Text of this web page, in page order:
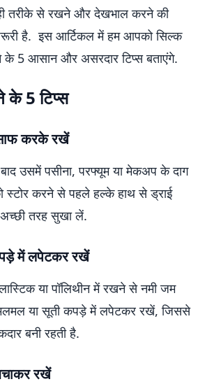
तरीके से रखने और देखभाल करने की
है. इस आर्टिकल में हम आपको सिल्क
के 5 आसान और असरदार टिप्स बताएंगे.
के 5 टिप्स
करके रखें
उसमें पसीना, परफ्यूम या मेकअप के दाग
करने से पहले हल्के हाथ से ड्राई
अच्छी तरह सुखा लें.
में लपेटकर रखें
या पॉलिथीन में रखने से नमी जम
या सूती कपड़े में लपेटकर रखें, जिससे
बनी रहती है.
रखें